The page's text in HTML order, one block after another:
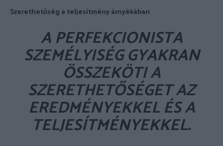
Szerethetőség a teljesítmény árnyékában
A PERFEKCIONISTA
SZEMÉLYISÉG GYAKRAN
ÖSSZEKÖTI A
SZERETHETŐSÉGET AZ
EREDMÉNYEKKEL ÉS A
TELJESÍTMÉNYEKKEL.